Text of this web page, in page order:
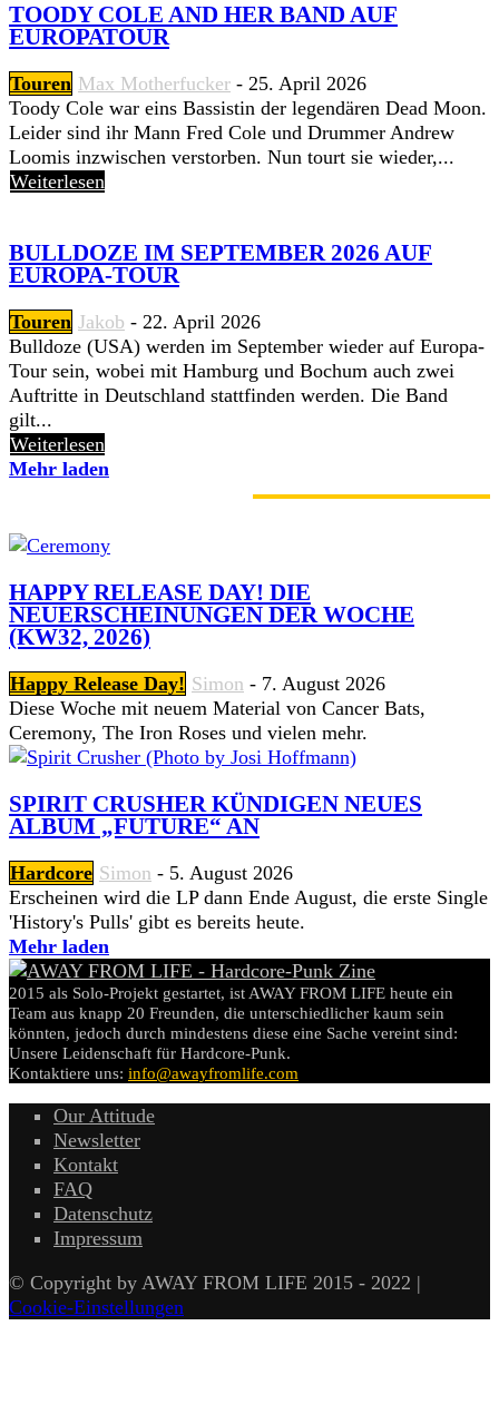
TOODY COLE AND HER BAND AUF
EUROPATOUR
Touren Max Motherfucker - 25. April 2026
Toody Cole war eins Bassistin der legendären Dead Moon.
Leider sind ihr Mann Fred Cole und Drummer Andrew
Loomis inzwischen verstorben. Nun tourt sie wieder,...
Weiterlesen
BULLDOZE IM SEPTEMBER 2026 AUF
EUROPA-TOUR
Touren Jakob - 22. April 2026
Bulldoze (USA) werden im September wieder auf Europa-
Tour sein, wobei mit Hamburg und Bochum auch zwei
Auftritte in Deutschland stattfinden werden. Die Band
gilt...
Weiterlesen
Mehr laden
HAPPY RELEASE DAY! DIE
NEUERSCHEINUNGEN DER WOCHE
(KW32, 2026)
Happy Release Day! Simon - 7. August 2026
Diese Woche mit neuem Material von Cancer Bats,
Ceremony, The Iron Roses und vielen mehr.
SPIRIT CRUSHER KÜNDIGEN NEUES
ALBUM „FUTURE“ AN
Hardcore Simon - 5. August 2026
Erscheinen wird die LP dann Ende August, die erste Single
'History's Pulls' gibt es bereits heute.
Mehr laden
2015 als Solo-Projekt gestartet, ist AWAY FROM LIFE heute ein
Team aus knapp 20 Freunden, die unterschiedlicher kaum sein
könnten, jedoch durch mindestens diese eine Sache vereint sind:
Unsere Leidenschaft für Hardcore-Punk.
Kontaktiere uns: info@awayfromlife.com
Our Attitude
Newsletter
Kontakt
FAQ
Datenschutz
Impressum
© Copyright by AWAY FROM LIFE 2015 - 2022 |
Cookie-Einstellungen